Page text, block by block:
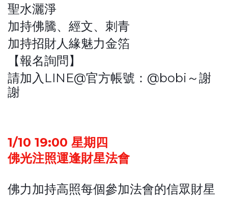
聖水灑淨
加持佛騰、經文、刺青
加持招財人緣魅力金箔
【報名詢問】
請加入LINE@官方帳號：@bobi～謝
謝
1/10 19:00 星期四
佛光注照運逢財星法會
佛力加持高照每個參加法會的信眾財星